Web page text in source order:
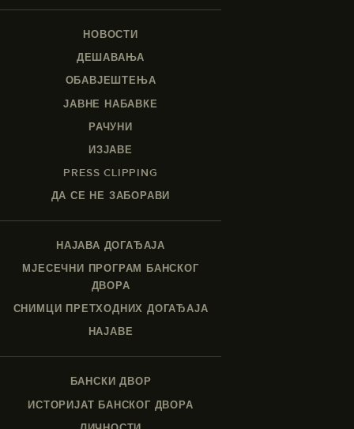
НОВОСТИ
ДЕШАВАЊА
ОБАВЈЕШТЕЊА
ЈАВНЕ НАБАВКЕ
РАЧУНИ
ИЗЈАВЕ
PRESS CLIPPING
ДА СЕ НЕ ЗАБОРАВИ
НАЈАВА ДОГАЂАЈА
МЈЕСЕЧНИ ПРОГРАМ БАНСКОГ
ДВОРА
СНИМЦИ ПРЕТХОДНИХ ДОГАЂАЈА
НАЈАВЕ
БАНСКИ ДВОР
ИСТОРИЈАТ БАНСКОГ ДВОРА